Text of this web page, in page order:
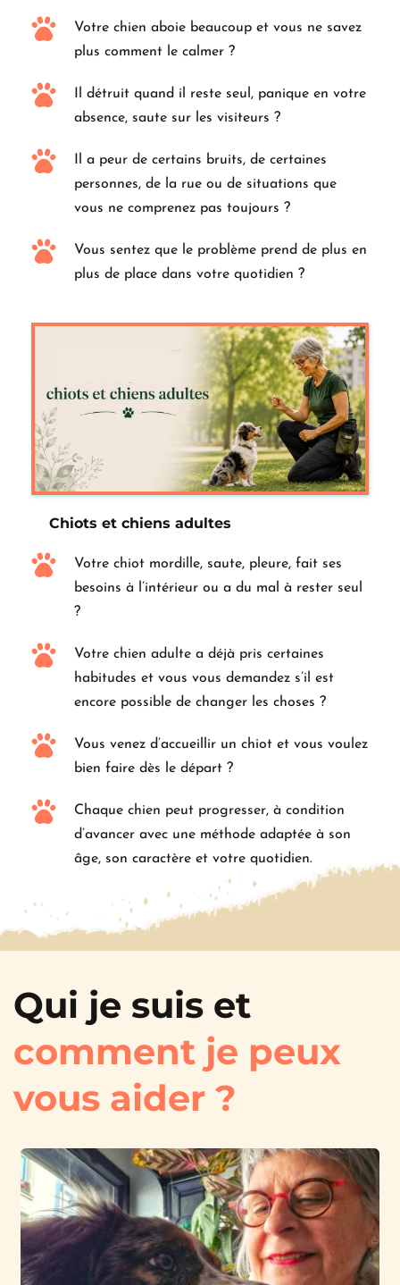
Votre chien aboie beaucoup et vous ne savez
plus comment le calmer ?
Il détruit quand il reste seul, panique en votre
absence, saute sur les visiteurs ?
Il a peur de certains bruits, de certaines
personnes, de la rue ou de situations que
vous ne comprenez pas toujours ?
Vous sentez que le problème prend de plus en
plus de place dans votre quotidien ?
Chiots et chiens adultes
Votre chiot mordille, saute, pleure, fait ses
besoins à l’intérieur ou a du mal à rester seul
?
Votre chien adulte a déjà pris certaines
habitudes et vous vous demandez s’il est
encore possible de changer les choses ?
Vous venez d’accueillir un chiot et vous voulez
bien faire dès le départ ?
Chaque chien peut progresser, à condition
d’avancer avec une méthode adaptée à son
âge, son caractère et votre quotidien.
comment je peux
vous aider ?